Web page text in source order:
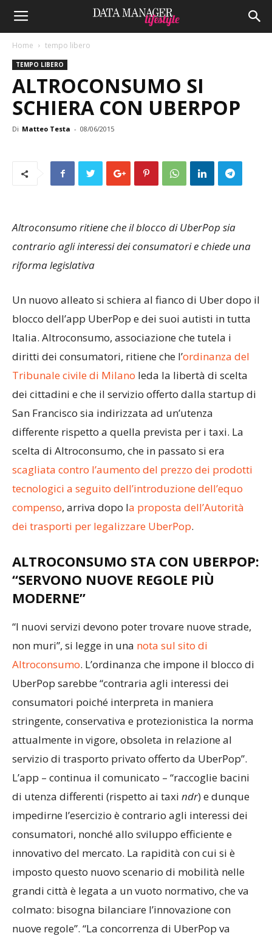
Home tempo libero
TEMPO LIBERO
ALTROCONSUMO SI
SCHIERA CON UBERPOP
Di Matteo Testa - 08/06/2015
Altroconsumo ritiene che il blocco di UberPop sia
contrario agli interessi dei consumatori e chiede una
riforma legislativa
Un nuovo alleato si schiera al fianco di Uber dopo il
blocco dell’app UberPop e dei suoi autisti in tutta
Italia. Altroconsumo, associazione che tutela i
diritti dei consumatori, ritiene che l’ordinanza del
Tribunale civile di Milano leda la libertà di scelta
dei cittadini e che il servizio offerto dalla startup di
San Francisco sia indirizzata ad un’utenza
differente rispetto a quella prevista per i taxi. La
scelta di Altroconsumo, che in passato si era
scagliata contro l’aumento del prezzo dei prodotti
tecnologici a seguito dell’introduzione dell’equo
compenso, arriva dopo la proposta dell’Autorità
dei trasporti per legalizzare UberPop.
ALTROCONSUMO STA CON UBERPOP:
“SERVONO NUOVE REGOLE PIÙ
MODERNE”
“I nuovi servizi devono poter trovare nuove strade,
non muri”, si legge in una nota sul sito di
Altroconsumo. L’ordinanza che impone il blocco di
UberPop sarebbe “contraria agli interessi dei
consumatori poiché interpreta in maniera
stringente, conservativa e protezionistica la norma
attualmente in vigore, obsoleta in relazione al
servizio di trasporto privato offerto da UberPop”.
L’app – continua il comunicato – “raccoglie bacini
di utenza differenti (rispetto ai taxi ndr) e dunque
impedirne l’esercizio è contrario agli interessi dei
consumatori, nonché allo sviluppo efficiente e
innovativo del mercato. La rapidità con cui si è
imposto questo nuovo scenario di mobilità nelle
grandi città è legata a un vuoto normativo, che va
colmato: bisogna bilanciare l’innovazione con
nuove regole”. “La concorrenza di UberPop va